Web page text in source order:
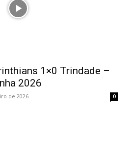
1×0 Trindade –
2026
de 2026 0